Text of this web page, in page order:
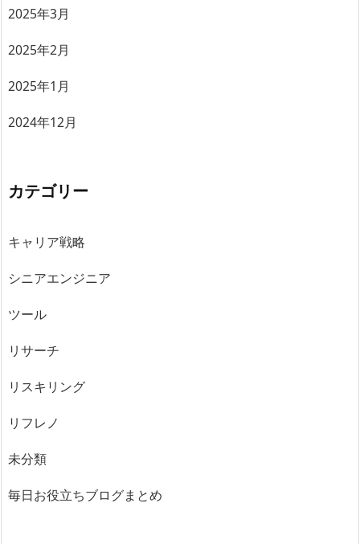
2025年3月
2025年2月
2025年1月
2024年12月
カテゴリー
キャリア戦略
シニアエンジニア
ツール
リサーチ
リスキリング
リフレノ
未分類
毎日お役立ちブログまとめ